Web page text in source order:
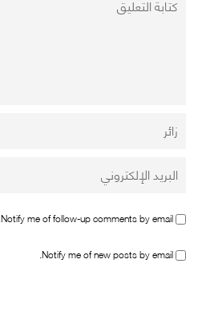
Notify me of follow-up comments by email.
Notify me of new posts by email.